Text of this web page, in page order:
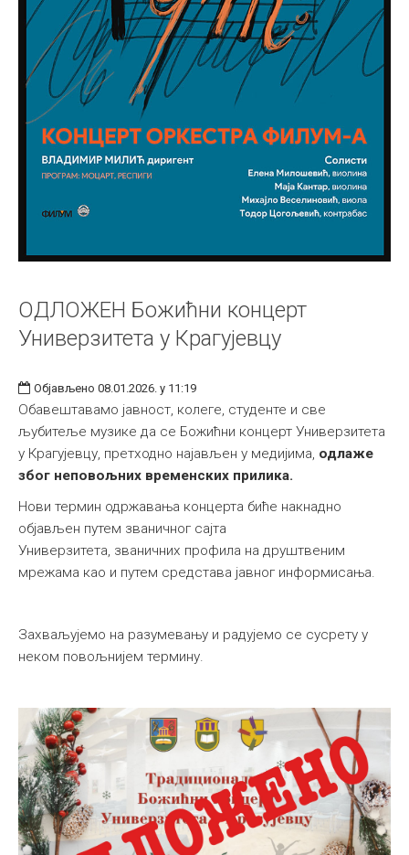
ОДЛОЖЕН Божићни концерт
Универзитета у Крагујевцу
Објављено 08.01.2026. у 11:19
Обавештавамо јавност, колеге, студенте и све
љубитеље музике да се Божићни концерт Универзитета
у Крагујевцу, претходно најављен у медијима, одлаже
због неповољних временских прилика.
Нови термин одржавања концерта биће накнадно
објављен путем званичног сајта
Универзитета, званичних профила на друштвеним
мрежама као и путем средстава јавног информисања.
Захваљујемо на разумевању и радујемо се сусрету у
неком повољнијем термину.